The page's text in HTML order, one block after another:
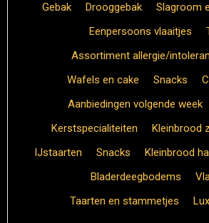
Gebak
Drooggebak
Slagroom
Eenpersoons vlaaitjes
Assortiment allergie/
Wafels en cake
Snacks
Aanbiedingen volgende week
Kerstspecialiteiten
Kleinbrood
IJstaarten
Snacks
Kleinbrood
Bladerdeegbodems
Taarten en stammetjes